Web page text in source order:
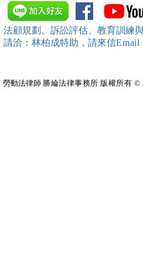
訓練）課程，邀請本所所長 邱
靖棠律師 擔任講師
法顧規劃、訴訟評估、教育訓練
請洽：林柏成特助 ，請來信Email
勞動法律師​ 勝綸法律事務所 版權所有 ©